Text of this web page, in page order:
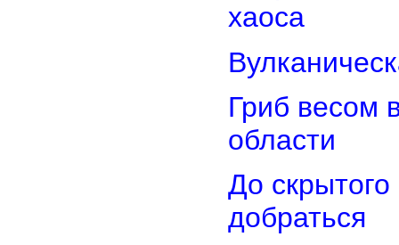
хаоса
Гриб весом
области
До
добраться